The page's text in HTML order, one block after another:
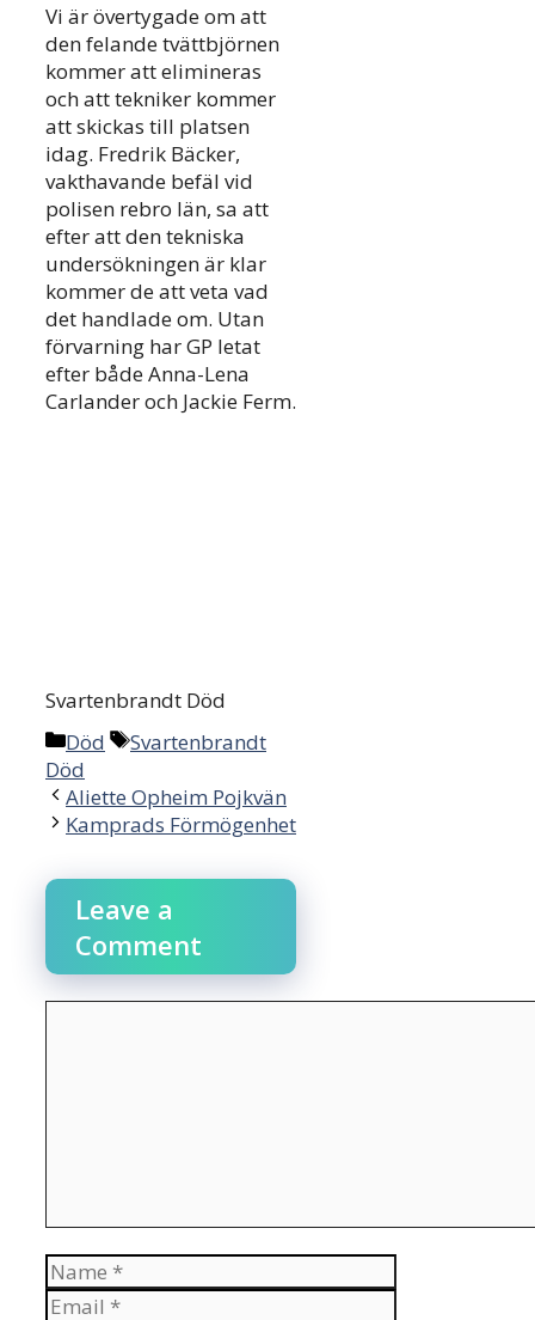
Vi är övertygade om att
den felande tvättbjörnen
kommer att elimineras
och att tekniker kommer
att skickas till platsen
idag. Fredrik Bäcker,
vakthavande befäl vid
polisen rebro län, sa att
efter att den tekniska
undersökningen är klar
kommer de att veta vad
det handlade om. Utan
förvarning har GP letat
efter både Anna-Lena
Carlander och Jackie Ferm.
Svartenbrandt Död
Categories
Död Tags
Svartenbrandt
Död
Post
navigation
Aliette Opheim Pojkvän
Kamprads Förmögenhet
Leave a
Comment
Name
Email